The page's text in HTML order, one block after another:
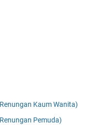
Kaum Wanita)
Pemuda)